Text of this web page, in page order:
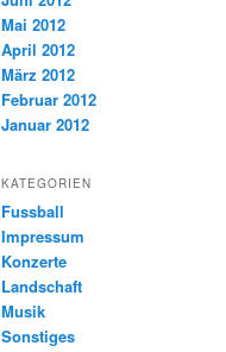
Mai 2012
April 2012
März 2012
Februar 2012
Januar 2012
KATEGORIEN
Fussball
Impressum
Konzerte
Landschaft
Musik
Sonstiges